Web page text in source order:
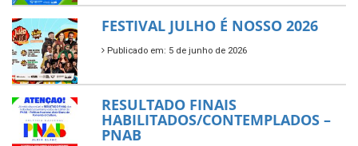
FESTIVAL JULHO É NOSSO 2026
Publicado em: 5 de junho de 2026
RESULTADO FINAIS
HABILITADOS/CONTEMPLADOS –
PNAB